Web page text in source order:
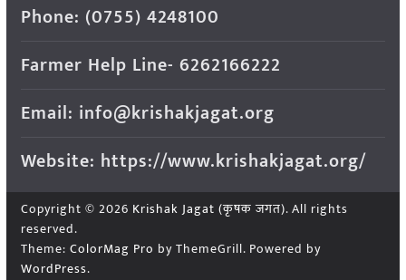
Phone: (0755) 4248100
Farmer Help Line- 6262166222
Email: info@krishakjagat.org
Website: https://www.krishakjagat.org/
Copyright © 2026 Krishak Jagat (कृषक जगत). All rights
reserved.
Theme: ColorMag Pro by ThemeGrill. Powered by
WordPress.